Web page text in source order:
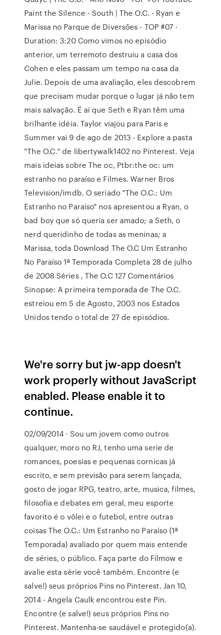
Paint the Silence - South | The O.C. - Ryan e
Marissa no Parque de Diversões - TOP #07 -
Duration: 3:20 Como vimos no episódio
anterior, um terremoto destruiu a casa dos
Cohen e eles passam um tempo na casa da
Julie. Depois de uma avaliação, eles descobrem
que precisam mudar porque o lugar já não tem
mais salvação. É aí que Seth e Ryan têm uma
brilhante idéia. Taylor viajou para Paris e
Summer vai 9 de ago de 2013 - Explore a pasta
"The O.C." de libertywalk1402 no Pinterest. Veja
mais ideias sobre The oc, Ptbr:the oc: um
estranho no paraíso e Filmes. Warner Bros
Television/imdb. O seriado "The O.C.: Um
Estranho no Paraíso" nos apresentou a Ryan, o
bad boy que só queria ser amado; a Seth, o
nerd queridinho de todas as meninas; a
Marissa, toda Download The O.C Um Estranho
No Paraíso 1ª Temporada Completa 28 de julho
de 2008 Séries , The O.C 127 Comentários
Sinopse: A primeira temporada de The O.C.
estreiou em 5 de Agosto, 2003 nos Estados
Unidos tendo o total de 27 de episódios.
We're sorry but jw-app doesn't
work properly without JavaScript
enabled. Please enable it to
continue.
02/09/2014 · Sou um jovem como outros
qualquer, moro no RJ, tenho uma serie de
romances, poesias e pequenas cornicas já
escrito, e sem previsão para serem lançada,
gosto de jogar RPG, teatro, arte, musica, filmes,
filosofia e debates em geral, meu esporte
favorito é o vôlei e o futebol, entre outras
coisas The O.C.: Um Estranho no Paraíso (1ª
Temporada) avaliado por quem mais entende
de séries, o público. Faça parte do Filmow e
avalie esta série você também. Encontre (e
salve!) seus próprios Pins no Pinterest. Jan 10,
2014 - Angela Caulk encontrou este Pin.
Encontre (e salve!) seus próprios Pins no
Pinterest. Mantenha-se saudável e protegido(a).